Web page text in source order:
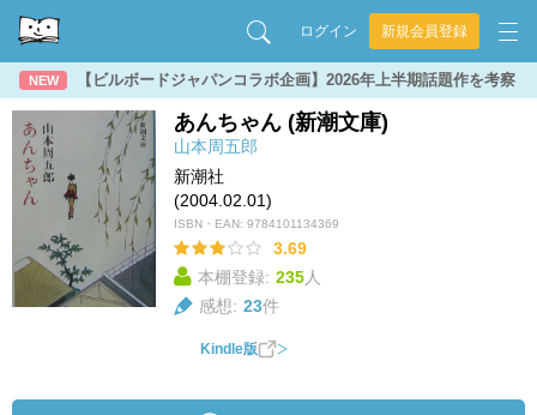
ログイン 新規会員登録
NEW 【ビルボードジャパンコラボ企画】2026年上半期話題作を考察
あんちゃん (新潮文庫)
山本周五郎
新潮社
(2004.02.01)
ISBN・EAN: 9784101134369
3.69
本棚登録: 235人
感想: 23件
Kindle版